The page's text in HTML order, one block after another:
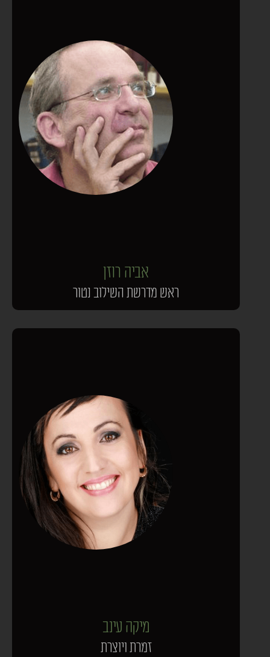
אביה רוזן
ראש מדרשת השילוב נטור​
מיקה עינב
זמרת ויוצרת